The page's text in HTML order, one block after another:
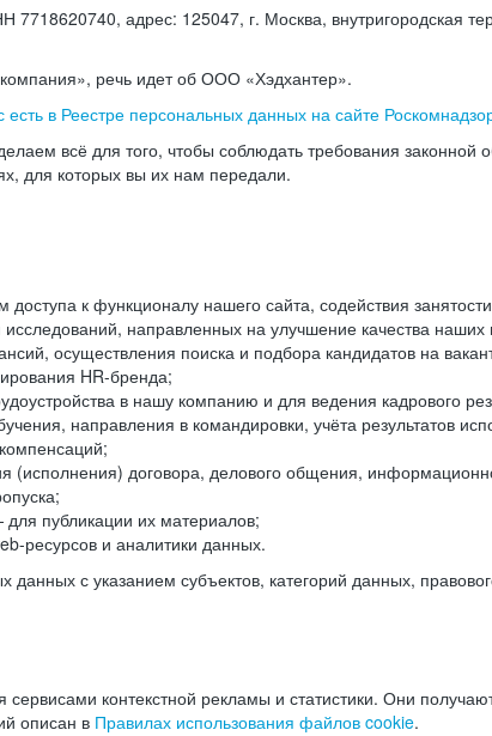
адрес: 125047, г. Москва, внутригородская
речь идет об ООО «Хэдхантер».
есть в Реестре персональных данных на сайте
всё для того, чтобы соблюдать требования
для которых вы их нам передали.
к функционалу нашего сайта, содействия
направленных на улучшение качества наших
осуществления поиска и подбора кандидатов на
HR-бренда;
в нашу компанию и для ведения кадрового
направления в командировки, учёта результатов
(исполнения) договора, делового общения,
публикации их материалов;
ресурсов и аналитики данных.
с указанием субъектов, категорий данных,
контекстной рекламы и статистики. Они
описан в Правилах использования файлов cookie.